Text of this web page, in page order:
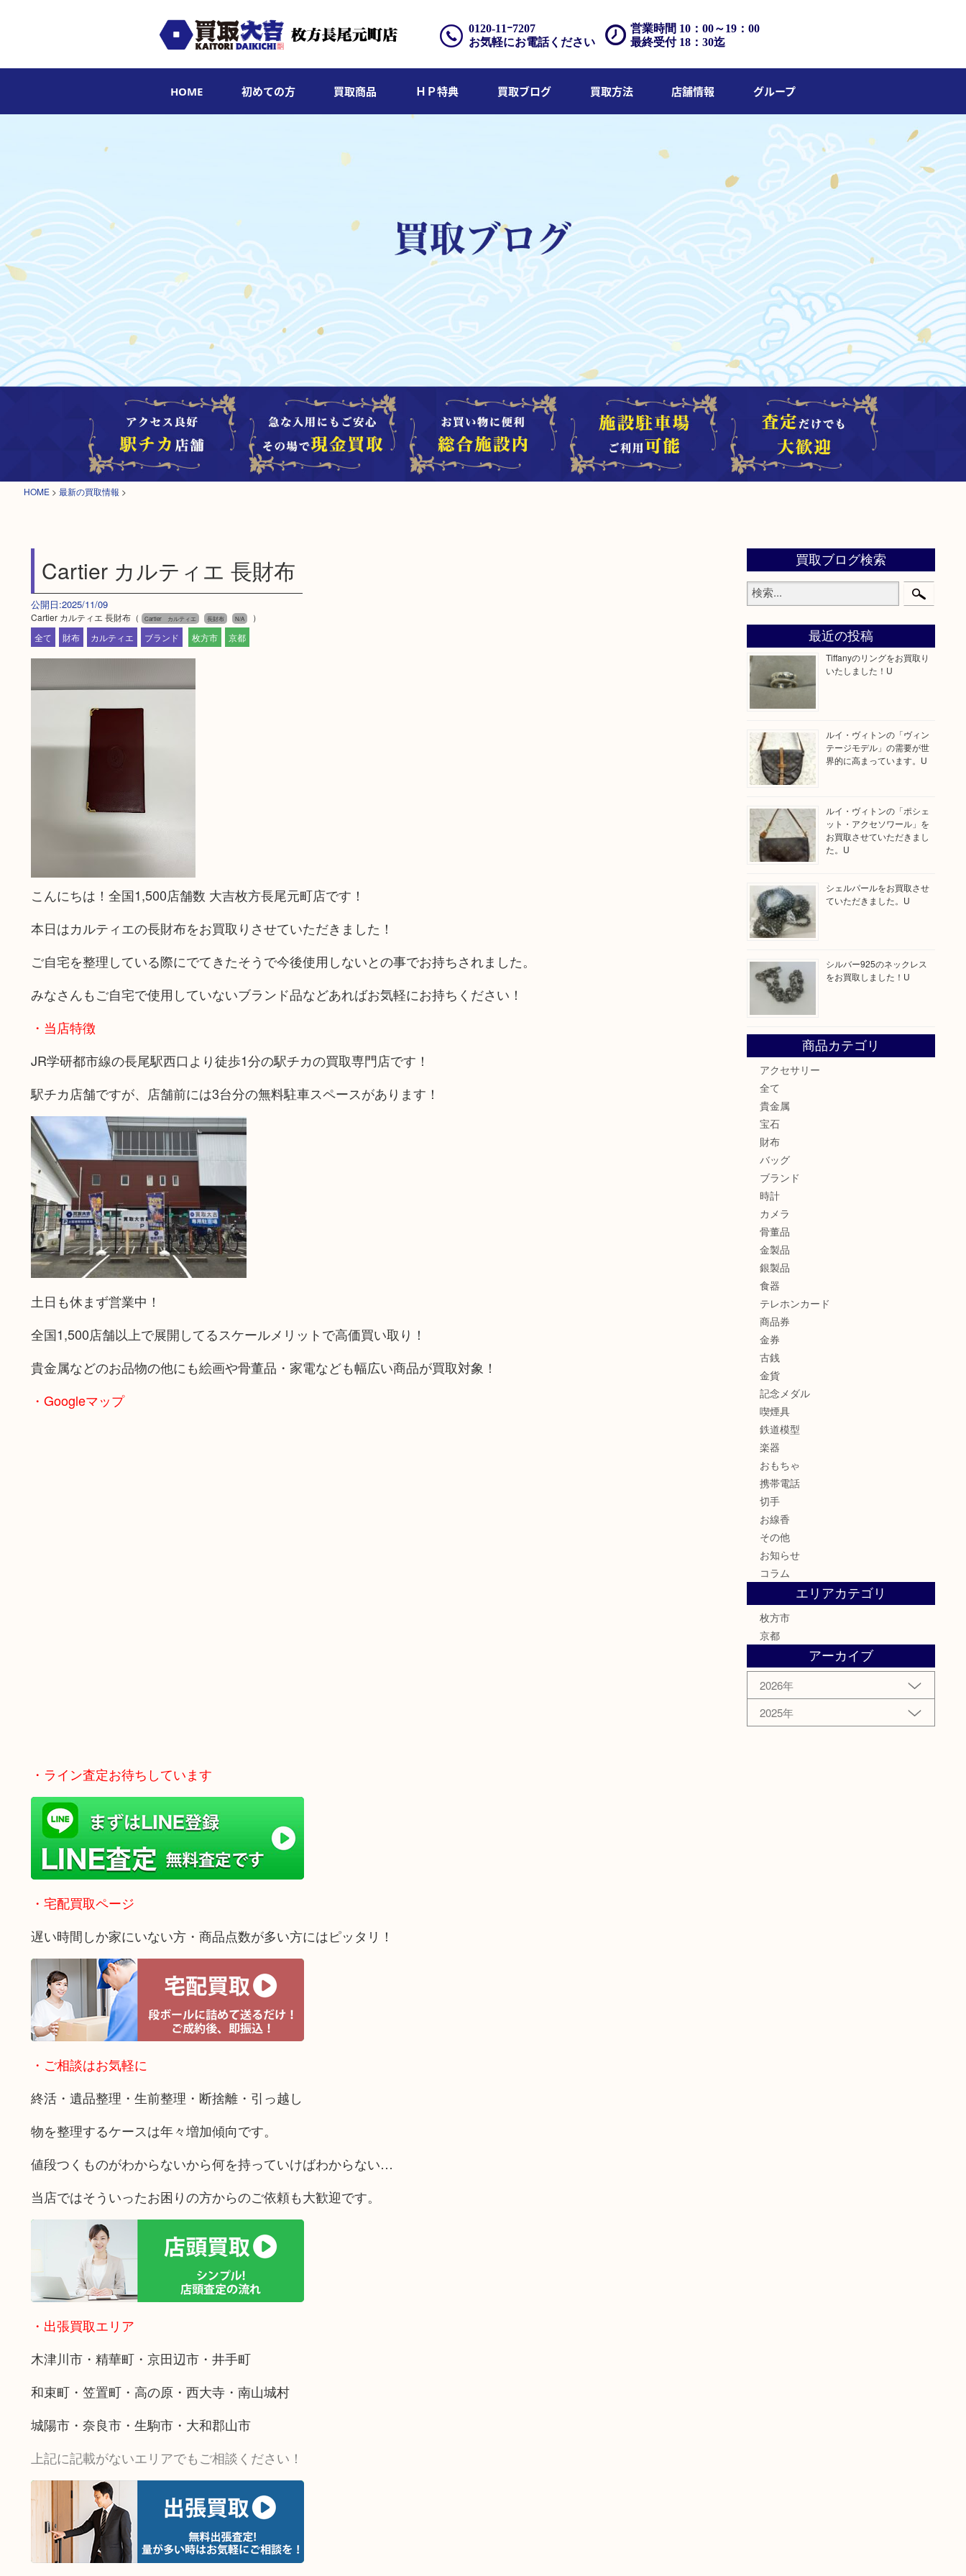
営業時間 10：00～19：00
最終受付 18：30迄
0120-11ｰ7207
お気軽にお電話ください
HOME 初めての方 買取商品 ＨＰ特典 買取ブログ 買取方法 店舗情報 グループ
HOME > 最新の買取情報 >
Cartier カルティエ 長財布
公開日:2025/11/09
Cartier カルティエ 長財布（ Cartier カルティエ 長財布 N/A
）
全て
財布 カルティエ ブランド 枚方市 京都
こんにちは！全国1,500店舗数 大吉枚方長尾元町店です！
本日はカルティエの長財布をお買取りさせていただきました！
ご自宅を整理している際にでてきたそうで今後使用しないとの事でお持ちされました。
みなさんもご自宅で使用していないブランド品などあればお気軽にお持ちください！
・当店特徴
JR学研都市線の長尾駅西口より徒歩1分の駅チカの買取専門店です！
駅チカ店舗ですが、店舗前には3台分の無料駐車スペースがあります！
土日も休まず営業中！
全国1,500店舗以上で展開してるスケールメリットで高価買い取り！
貴金属などのお品物の他にも絵画や骨董品・家電なども幅広い商品が買取対象！
・Googleマップ
・ライン査定お待ちしています
・宅配買取ページ
遅い時間しか家にいない方・商品点数が多い方にはピッタリ！
・ご相談はお気軽に
終活・遺品整理・生前整理・断捨離・引っ越し
物を整理するケースは年々増加傾向です。
値段つくものがわからないから何を持っていけばわからない…
当店ではそういったお困りの方からのご依頼も大歓迎です。
・出張買取エリア
木津川市・精華町・京田辺市・井手町
和束町・笠置町・高の原・西大寺・南山城村
城陽市・奈良市・生駒市・大和郡山市
上記に記載がないエリアでもご相談ください！
買取ブログ検索
最近の投稿
Tiffanyのリングをお買取り
いたしました！U
ルイ・ヴィトンの「ヴィン
テージモデル」の需要が世
界的に高まっています。U
ルイ・ヴィトンの「ポシェ
ット・アクセソワール」を
お買取させていただきまし
た。U
シェルパールをお買取させ
ていただきました。U
シルバー925のネックレス
をお買取しました！U
商品カテゴリ
アクセサリー
全て
貴金属
宝石
財布
バッグ
ブランド
時計
カメラ
骨董品
金製品
銀製品
食器
テレホンカード
商品券
金券
古銭
金貨
記念メダル
喫煙具
鉄道模型
楽器
おもちゃ
携帯電話
切手
お線香
その他
お知らせ
コラム
エリアカテゴリ
枚方市
京都
アーカイブ
2026年
2025年